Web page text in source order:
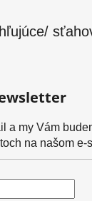
je 5 z 5
je 5 z 5
a my Vám
na našom e-